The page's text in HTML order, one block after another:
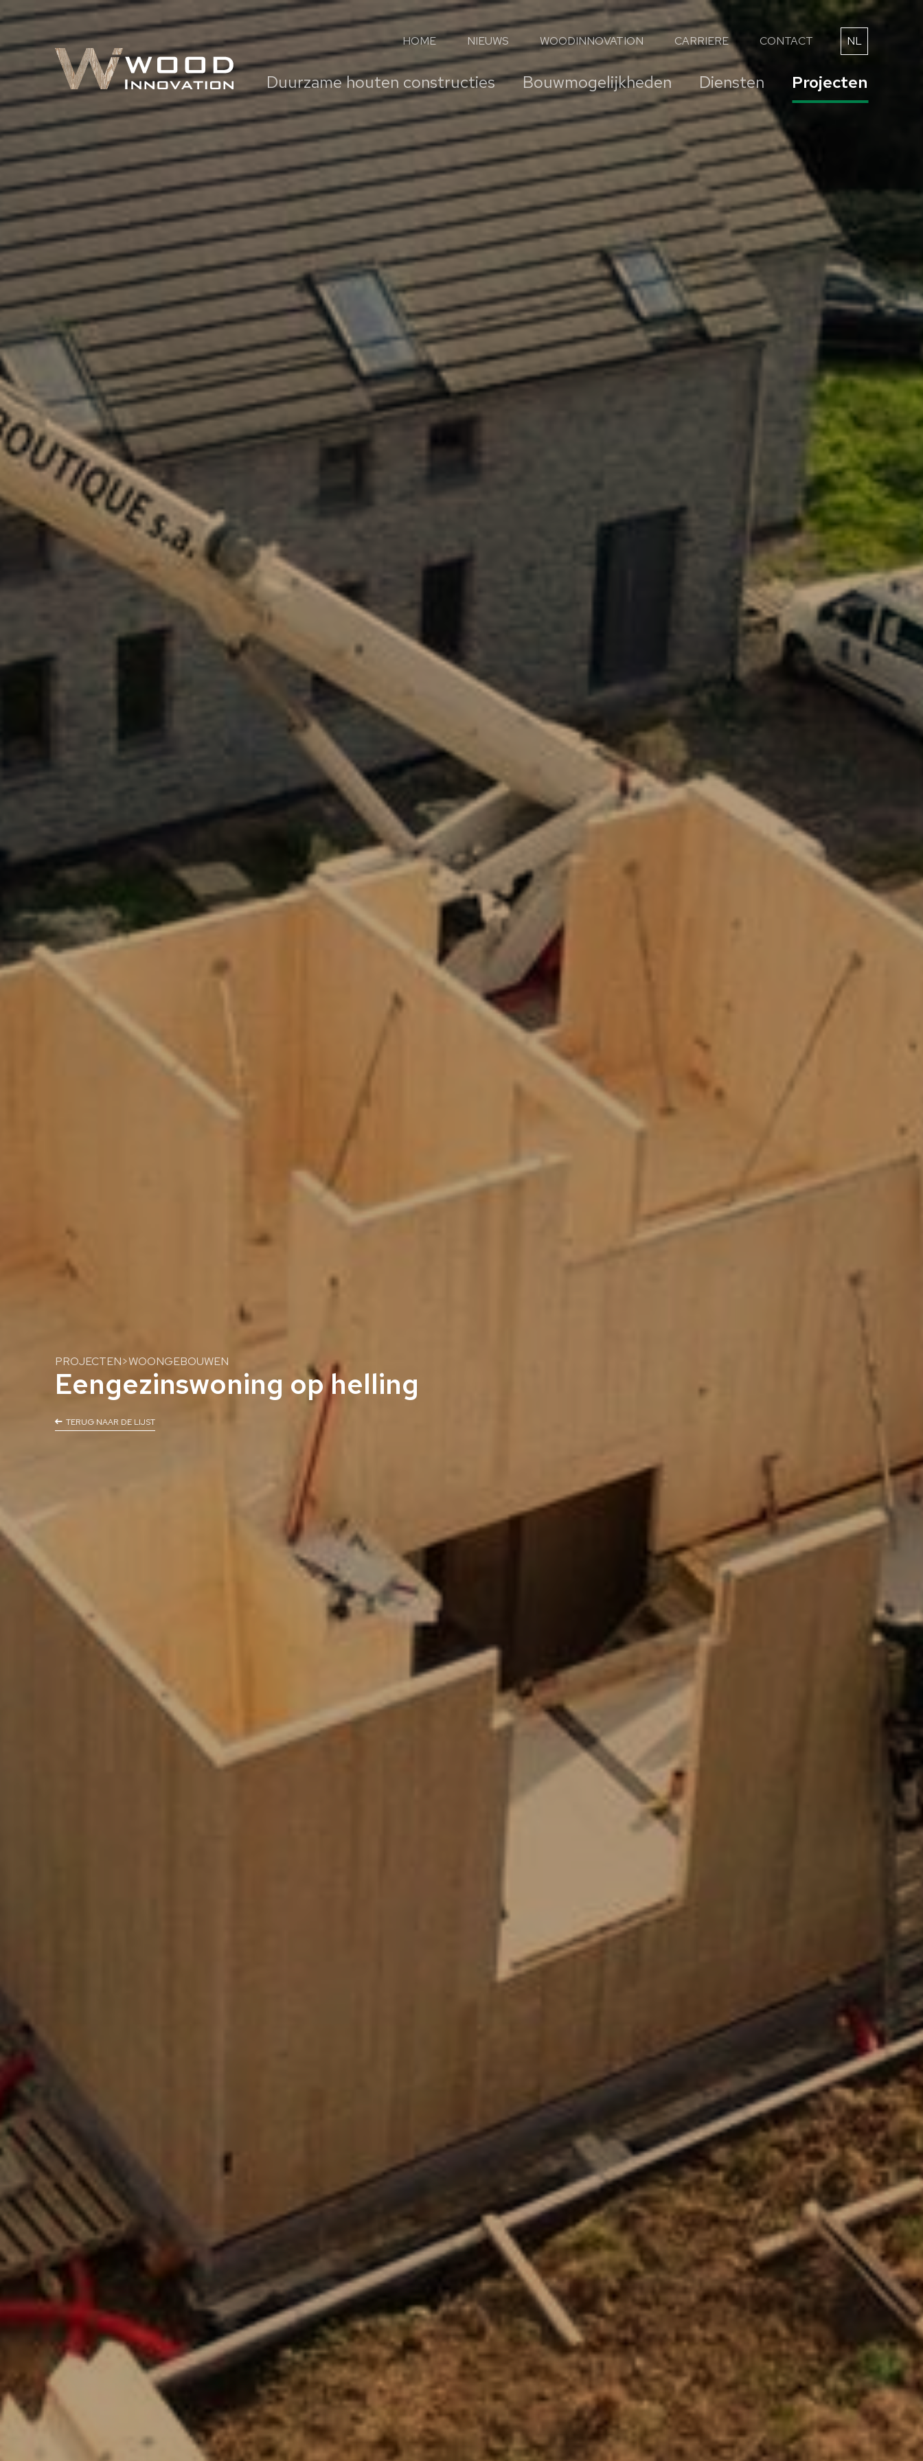
HOME NIEUWS WOODINNOVATION CARRIERE CONTACT
NL
Duurzame houten constructies Bouwmogelijkheden Diensten Projecten
PROJECTEN>WOONGEBOUWEN
Eengezinswoning op helling
TERUG NAAR DE LIJST